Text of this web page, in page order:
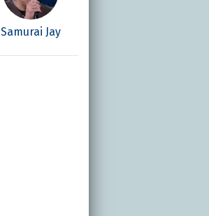
Samurai Jay